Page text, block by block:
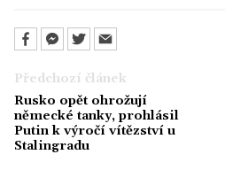
Předchozí článek
Rusko opět ohrožují
německé tanky, prohlásil
Putin k výročí vítězství u
Stalingradu